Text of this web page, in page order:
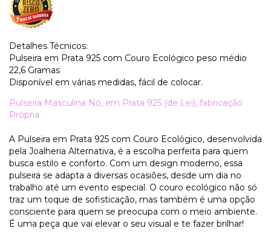
Detalhes Técnicos:
Pulseira em Prata 925 com Couro Ecológico peso médio
22,6 Gramas
Disponível em várias medidas, fácil de colocar.
Pulseira Masculina Nó, em Prata 925 (de Lei), fabricação
Própria.
A Pulseira em Prata 925 com Couro Ecológico, desenvolvida
pela Joalheria Alternativa, é a escolha perfeita para quem
busca estilo e conforto. Com um design moderno, essa
pulseira se adapta a diversas ocasiões, desde um dia no
trabalho até um evento especial. O couro ecológico não só
traz um toque de sofisticação, mas também é uma opção
consciente para quem se preocupa com o meio ambiente.
É uma peça que vai elevar o seu visual e te fazer brilhar!